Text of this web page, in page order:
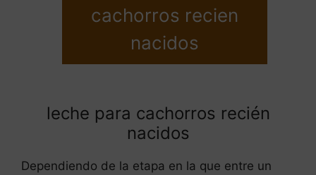
cachorros recien
nacidos
leche para cachorros recién
nacidos
Dependiendo de la etapa en la que entre un